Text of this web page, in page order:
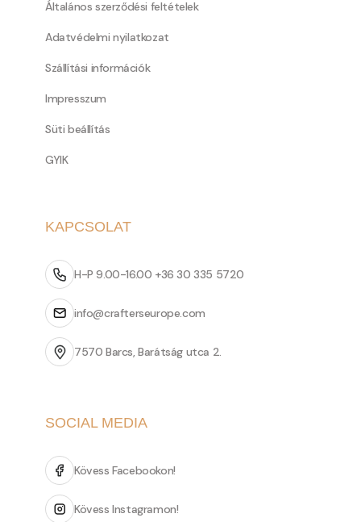
Általános szerződési feltételek
Adatvédelmi nyilatkozat
Szállítási információk
Impresszum
Süti beállítás
GYIK
KAPCSOLAT
H-P 9.00-16.00 +36 30 335 5720
info@crafterseurope.com
7570 Barcs, Barátság utca 2.
SOCIAL MEDIA
Kövess Facebookon!
Kövess Instagramon!